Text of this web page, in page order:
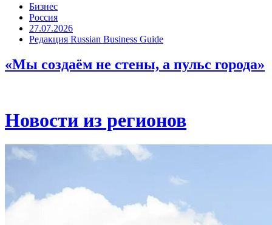
Бизнес
Россия
27.07.2026
Редакция Russian Business Guide
«Мы создаём не стены, а пульс города»
Новости из регионов